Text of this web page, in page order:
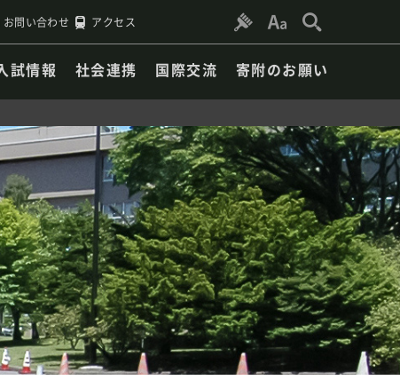
お問い合わせ アクセス
試情報 社会連携 国際交流 寄附のお願い